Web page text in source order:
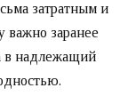
затратным и
важно заранее
в надлежащий